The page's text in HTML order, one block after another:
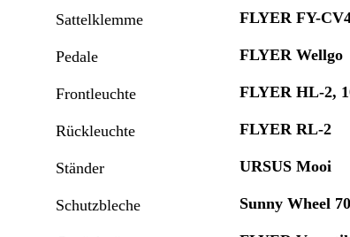
Sattelklemme FLYER FY-
Pedale FLYER Wellgo
Frontleuchte FLYER HL-2,
Rückleuchte FLYER RL-2
Ständer URSUS Mooi
Schutzbleche Sunny Wheel